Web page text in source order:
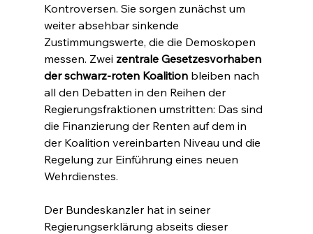
Kontroversen. Sie sorgen zunächst um
weiter absehbar sinkende
Zustimmungswerte, die die Demoskopen
messen. Zwei zentrale Gesetzesvorhaben
der schwarz-roten Koalition bleiben nach
all den Debatten in den Reihen der
Regierungsfraktionen umstritten: Das sind
die Finanzierung der Renten auf dem in
der Koalition vereinbarten Niveau und die
Regelung zur Einführung eines neuen
Wehrdienstes.
Der Bundeskanzler hat in seiner
Regierungserklärung abseits dieser